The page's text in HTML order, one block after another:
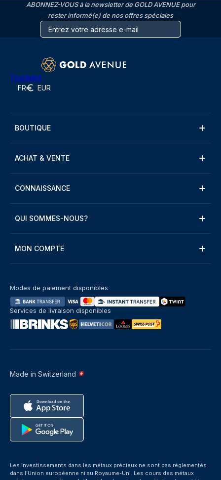
ABONNEZ-VOUS à la newsletter de GOLD AVENUE pour
rester informé(e) de nos offres spéciales
Trustpilot
FR EUR
BOUTIQUE
ACHAT & VENTE
CONNAISSANCE
QUI SOMMES-NOUS?
MON COMPTE
Made in Switzerland
Modes de paiement disponibles
Services de livraison disponibles
Les investissements dans les métaux précieux ne sont pas réglementés
dans l’Union européenne ni au Royaume-Uni. Les cours des métaux